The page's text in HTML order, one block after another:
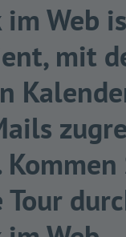
Web
mit